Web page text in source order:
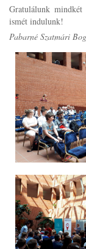
Gratulálunk mindkét
ismét indulunk!
Pabarné Szatmári